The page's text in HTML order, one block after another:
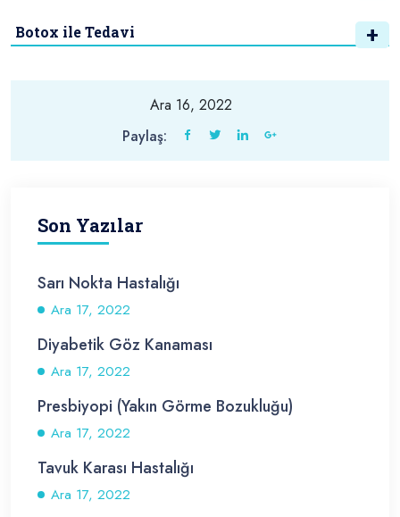
Botox ile Tedavi
Ara 16, 2022
Paylaş:
Son Yazılar
Sarı Nokta Hastalığı
Ara 17, 2022
Diyabetik Göz Kanaması
Ara 17, 2022
Presbiyopi (Yakın Görme Bozukluğu)
Ara 17, 2022
Tavuk Karası Hastalığı
Ara 17, 2022